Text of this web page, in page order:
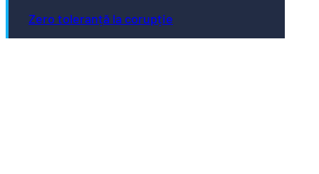
Zero toleranță la corupție